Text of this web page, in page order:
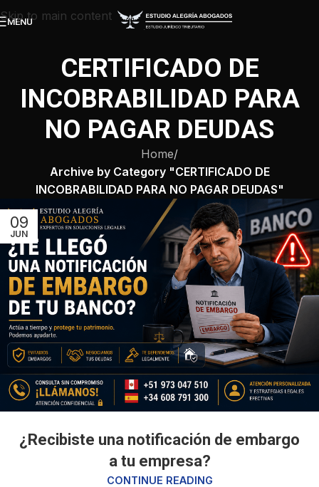
Skip to main content
MENU
CERTIFICADO DE
INCOBRABILIDAD PARA
NO PAGAR DEUDAS
Home/
Archive by Category "CERTIFICADO DE
INCOBRABILIDAD PARA NO PAGAR DEUDAS"
09
JUN
¿Recibiste una notificación de embargo
a tu empresa?
CONTINUE READING